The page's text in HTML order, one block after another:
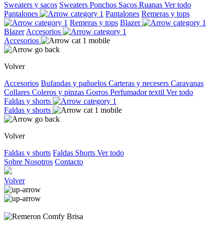
Sweaters y sacos Sweaters Ponchos Sacos Ruanas Ver todo
Pantalones
Pantalones Remeras y tops
Remeras y tops Blazer
Blazer Accesorios
Accesorios
Volver
Accesorios Bufandas y pañuelos Carteras y necesers Caravanas
Collares Coleros y pinzas Gorros Perfumador textil Ver todo
Faldas y shorts
Faldas y shorts
Volver
Faldas y shorts Faldas Shorts Ver todo
Sobre Nosotros Contacto
Volver